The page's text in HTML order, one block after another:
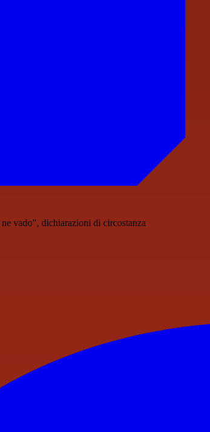
vado", dichiarazioni di circostanza